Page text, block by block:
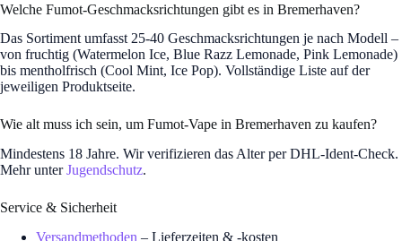
Welche Fumot-Geschmacksrichtungen gibt es in Bremerhaven?
Das Sortiment umfasst 25-40 Geschmacksrichtungen je nach Modell –
von fruchtig (Watermelon Ice, Blue Razz Lemonade, Pink Lemonade)
bis mentholfrisch (Cool Mint, Ice Pop). Vollständige Liste auf der
jeweiligen Produktseite.
Wie alt muss ich sein, um Fumot-Vape in Bremerhaven zu kaufen?
Mindestens 18 Jahre. Wir verifizieren das Alter per DHL-Ident-Check.
Mehr unterJugendschutz.
Service & Sicherheit
Versandmethoden – Lieferzeiten & -kosten